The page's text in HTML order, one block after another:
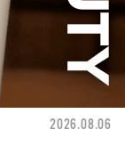
2026.08.06